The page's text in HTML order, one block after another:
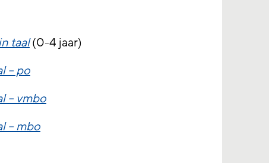
taal(0-4 jaar)
– po
– vmbo
– mbo